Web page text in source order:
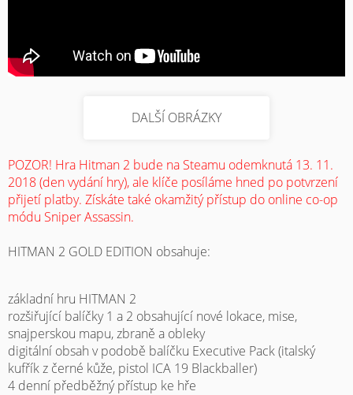
DALŠÍ OBRÁZKY
POZOR! Hra Hitman 2 bude na Steamu odemknutá 13. 11.
2018 (den vydání hry), ale klíče posíláme hned po potvrzení
přijetí platby. Získáte také okamžitý přístup do online co-op
módu Sniper Assassin.
HITMAN 2 GOLD EDITION obsahuje:
základní hru HITMAN 2
rozšiřující balíčky 1 a 2 obsahující nové lokace, mise,
snajperskou mapu, zbraně a obleky
digitální obsah v podobě balíčku Executive Pack (italský
kufřík z černé kůže, pistol ICA 19 Blackballer)
4 denní předběžný přístup ke hře